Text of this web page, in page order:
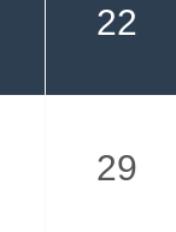
22
29